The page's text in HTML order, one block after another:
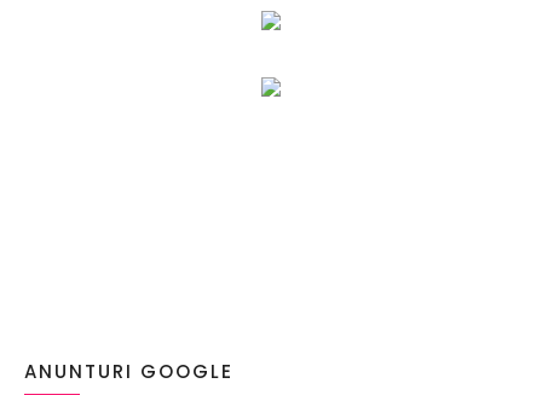
ANUNTURI GOOGLE